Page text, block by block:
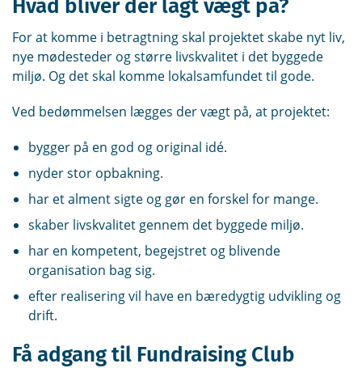
Hvad bliver der lagt vægt på?
For at komme i betragtning skal projektet skabe nyt liv,
nye mødesteder og større livskvalitet i det byggede
miljø. Og det skal komme lokalsamfundet til gode.
Ved bedømmelsen lægges der vægt på, at projektet:
bygger på en god og original idé.
nyder stor opbakning.
har et alment sigte og gør en forskel for mange.
skaber livskvalitet gennem det byggede miljø.
har en kompetent, begejstret og blivende
organisation bag sig.
efter realisering vil have en bæredygtig udvikling og
drift.
Få adgang til Fundraising Club